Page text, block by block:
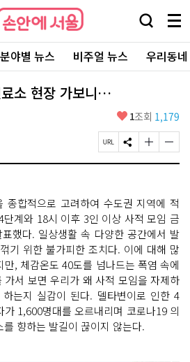
검
창
열
기
메
뉴
전
체
보
분야별 뉴스 비주얼 뉴스 우리동
소 현장 가보니…
좋
요
1조회 1,179
페
이
R
L
복
사
S
N
유
하
기
글
자
게
변
경
하
기
글
자
작
게
변
경
하
기
종합적으로 고려하여 수도권 지역에 적
계와 18시 이후 3인 이상 사적 모임 금
했다. 일상생활 속 다양한 공간에서 발
기 위한 불가피한 조치다. 이에 대해 많
, 체감온도 40도를 넘나드는 폭염 속에
가서 보면 우리가 왜 사적 모임을 자제하
는지 실감이 된다. 델타변이로 인한 4
1,600명대를 오르내리며 코로나19 의
향하는 발길이 끊이지 않는다.